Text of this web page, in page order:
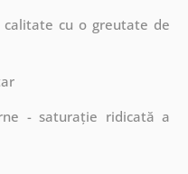
cu o greutate de
- saturație ridicată a